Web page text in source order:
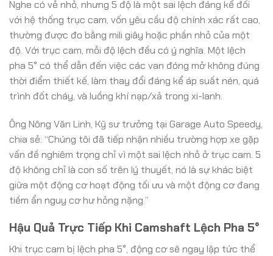
Nghe có vẻ nhỏ, nhưng 5 độ là một sai lệch đáng kể đối
với hệ thống trục cam, vốn yêu cầu độ chính xác rất cao,
thường được đo bằng mili giây hoặc phần nhỏ của một
độ. Với trục cam, mỗi độ lệch đều có ý nghĩa. Một lệch
pha 5° có thể dẫn đến việc các van đóng mở không đúng
thời điểm thiết kế, làm thay đổi đáng kể áp suất nén, quá
trình đốt cháy, và luồng khí nạp/xả trong xi-lanh.
Ông Nông Văn Linh, Kỹ sư trưởng tại Garage Auto Speedy,
chia sẻ: “Chúng tôi đã tiếp nhận nhiều trường hợp xe gặp
vấn đề nghiêm trọng chỉ vì một sai lệch nhỏ ở trục cam. 5
độ không chỉ là con số trên lý thuyết, nó là sự khác biệt
giữa một động cơ hoạt động tối ưu và một động cơ đang
tiềm ẩn nguy cơ hư hỏng nặng.”
Hậu Quả Trực Tiếp Khi Camshaft Lệch Pha 5°
Khi trục cam bị lệch pha 5°, động cơ sẽ ngay lập tức thể